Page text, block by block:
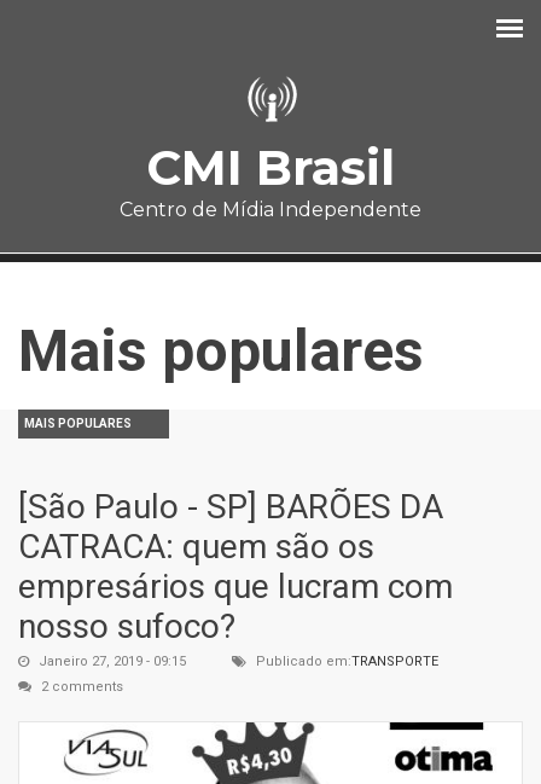
CMI Brasil
Centro de Mídia Independente
Mais populares
MAIS POPULARES
[São Paulo - SP] BARÕES DA
CATRACA: quem são os
empresários que lucram com
nosso sufoco?
Janeiro 27, 2019 - 09:15 Publicado em:TRANSPORTE
2 comments